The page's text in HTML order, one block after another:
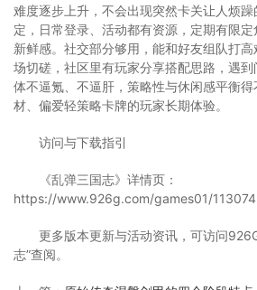
难度逐步上升，不会出现突然卡关让人烦
定，日常登录、活动都有资源，定期有限
新鲜感。社交部分够用，能和好友组队打
场切磋，社区里有玩家分享搭配思路，遇
体不逼氪、不逼肝，策略性与休闲感平衡
材、偏爱轻策略卡牌的玩家长期体验。
访问与下载指引
《乱弹三国志》详情页：
https://www.926g.com/games01/
更多版本更新与活动资讯，可访问
志”查阅。